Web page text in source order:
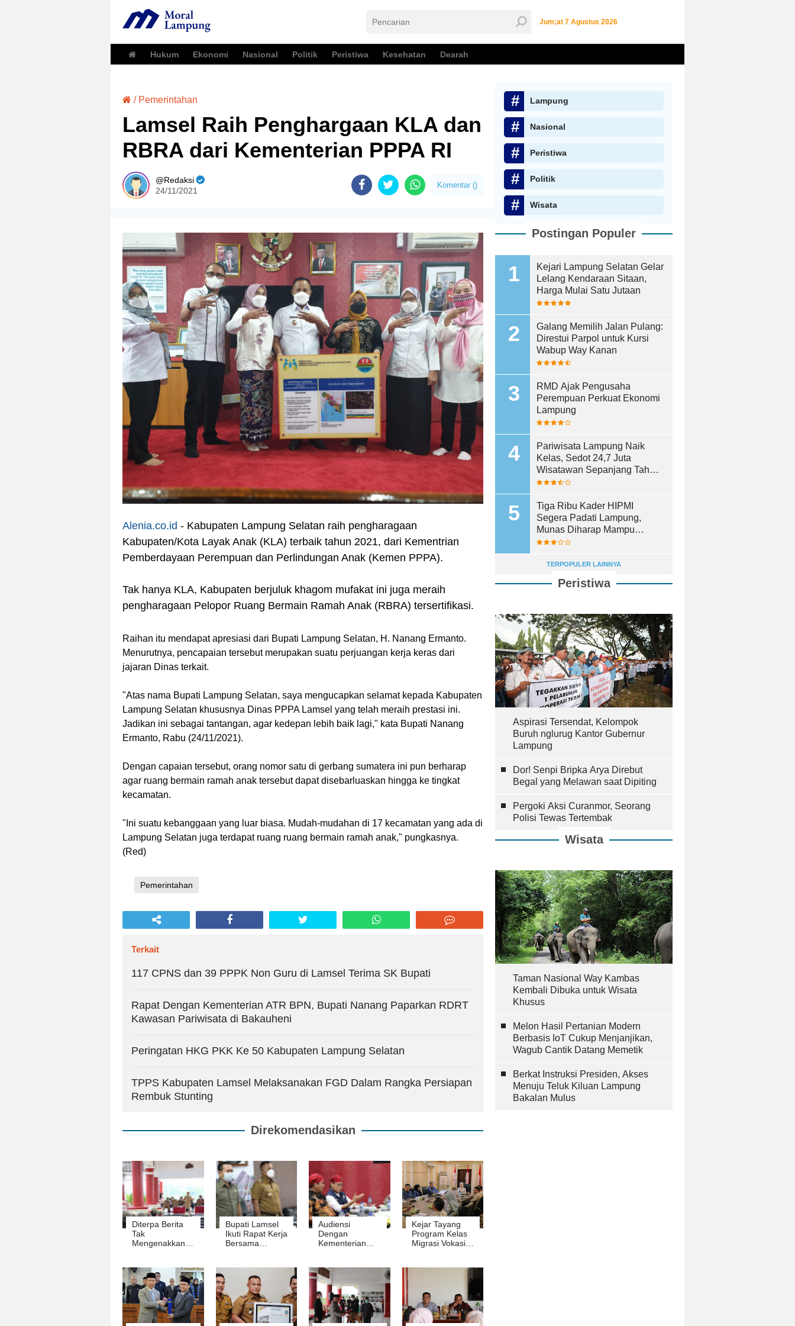
Jum;at 7 Agustus 2026
Hukum Ekonomi Nasional Politik Peristiwa Kesehatan Dearah
/ Pemerintahan
Lamsel Raih Penghargaan KLA dan
RBRA dari Kementerian PPPA RI
Redaksi
24/11/2021
Komentar ()
Alenia.co.id - Kabupaten Lampung Selatan raih pengharagaan
Kabupaten/Kota Layak Anak (KLA) terbaik tahun 2021, dari Kementrian
Pemberdayaan Perempuan dan Perlindungan Anak (Kemen PPPA).
Tak hanya KLA, Kabupaten berjuluk khagom mufakat ini juga meraih
pengharagaan Pelopor Ruang Bermain Ramah Anak (RBRA) tersertifikasi.
Raihan itu mendapat apresiasi dari Bupati Lampung Selatan, H. Nanang Ermanto.
Menurutnya, pencapaian tersebut merupakan suatu perjuangan kerja keras dari
jajaran Dinas terkait.
"Atas nama Bupati Lampung Selatan, saya mengucapkan selamat kepada Kabupaten
Lampung Selatan khususnya Dinas PPPA Lamsel yang telah meraih prestasi ini.
Jadikan ini sebagai tantangan, agar kedepan lebih baik lagi," kata Bupati Nanang
Ermanto, Rabu (24/11/2021).
Dengan capaian tersebut, orang nomor satu di gerbang sumatera ini pun berharap
agar ruang bermain ramah anak tersebut dapat disebarluaskan hingga ke tingkat
kecamatan.
"Ini suatu kebanggaan yang luar biasa. Mudah-mudahan di 17 kecamatan yang ada di
Lampung Selatan juga terdapat ruang ruang bermain ramah anak," pungkasnya.
(Red)
Pemerintahan
Terkait
117 CPNS dan 39 PPPK Non Guru di Lamsel Terima SK Bupati
Rapat Dengan Kementerian ATR BPN, Bupati Nanang Paparkan RDRT
Kawasan Pariwisata di Bakauheni
Peringatan HKG PKK Ke 50 Kabupaten Lampung Selatan
TPPS Kabupaten Lamsel Melaksanakan FGD Dalam Rangka Persiapan
Rembuk Stunting
Direkomendasikan
Diterpa Berita
Tak
Mengenakkan,
Bupati Lamsel
Ikuti Rapat Kerja
Bersama
Audiensi
Dengan
Kementerian
Akan Bina
Satpol PP
Lamsel Jadi
Petani Millenial
Kejar Tayang
Program Kelas
Migrasi Vokasi,
Lampung
Nasional
Peristiwa
Politik
Wisata
Postingan Populer
Kejari Lampung Selatan Gelar
Lelang Kendaraan Sitaan,
Harga Mulai Satu Jutaan
Galang Memilih Jalan Pulang:
Direstui Parpol untuk Kursi
Wabup Way Kanan
RMD Ajak Pengusaha
Perempuan Perkuat Ekonomi
Lampung
Pariwisata Lampung Naik
Kelas, Sedot 24,7 Juta
Wisatawan Sepanjang Tahun
2025
Tiga Ribu Kader HIPMI
Segera Padati Lampung,
Munas Diharap Mampu
Lahirkan Pemimpin Terbaik
TERPOPULER LAINNYA
Peristiwa
Aspirasi Tersendat, Kelompok
Buruh nglurug Kantor Gubernur
Lampung
Dor! Senpi Bripka Arya Direbut
Begal yang Melawan saat Dipiting
Pergoki Aksi Curanmor, Seorang
Polisi Tewas Tertembak
Wisata
Taman Nasional Way Kambas
Kembali Dibuka untuk Wisata
Khusus
Melon Hasil Pertanian Modern
Berbasis IoT Cukup Menjanjikan,
Wagub Cantik Datang Memetik
Berkat Instruksi Presiden, Akses
Menuju Teluk Kiluan Lampung
Bakalan Mulus